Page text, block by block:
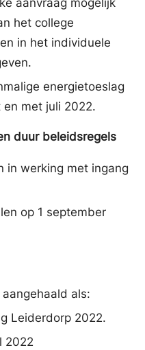
aanvraag mogelijk
het college
in het individuele
energietoeslag
met juli 2022.
duur beleidsregels
in werking met ingang
op 1 september
als:
Leiderdorp 2022.
2022